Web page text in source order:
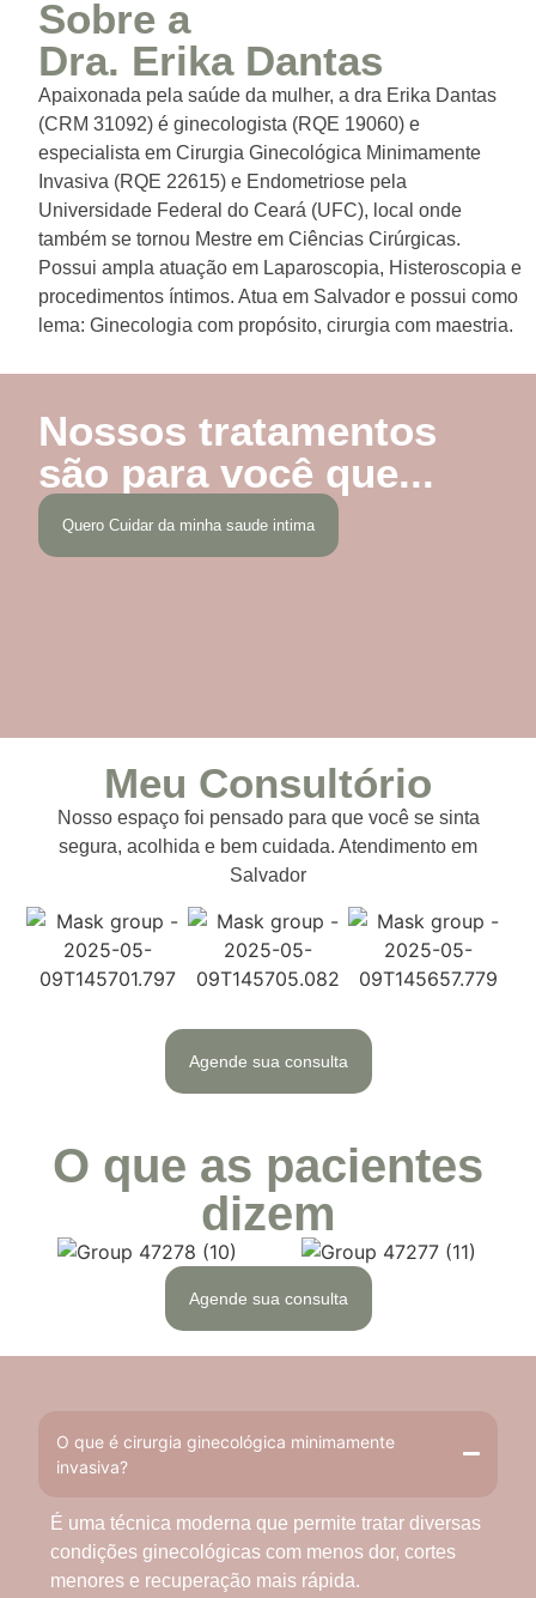
Sobre a
Dra. Erika Dantas
Apaixonada pela saúde da mulher, a dra Erika Dantas
(CRM 31092) é ginecologista (RQE 19060) e
especialista em Cirurgia Ginecológica Minimamente
Invasiva (RQE 22615) e Endometriose pela
Universidade Federal do Ceará (UFC), local onde
também se tornou Mestre em Ciências Cirúrgicas.
Possui ampla atuação em Laparoscopia, Histeroscopia e
procedimentos íntimos. Atua em Salvador e possui como
lema: Ginecologia com propósito, cirurgia com maestria.
Nossos tratamentos
são para você que...
Quero Cuidar da minha saude intima
Meu Consultório
Nosso espaço foi pensado para que você se sinta
segura, acolhida e bem cuidada. Atendimento em
Salvador
Agende sua consulta
O que as pacientes
dizem
Agende sua consulta
O que é cirurgia ginecológica minimamente
invasiva?
É uma técnica moderna que permite tratar diversas
condições ginecológicas com menos dor, cortes
menores e recuperação mais rápida.